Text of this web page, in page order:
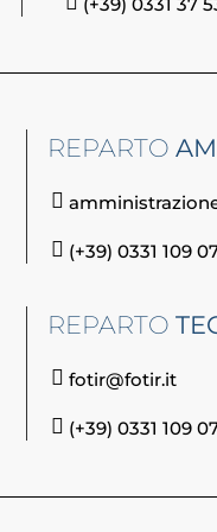
REPARTO
(+39) 0331 109
REPARTO
fotir@fotir.it
(+39) 0331 109